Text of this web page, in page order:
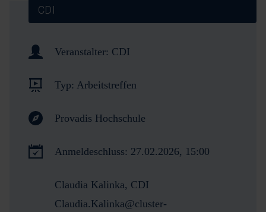
CDI
Veranstalter: CDI
Typ: Arbeitstreffen
Provadis Hochschule
Anmeldeschluss: 27.02.2026, 15:00
Claudia Kalinka, CDI
Claudia.Kalinka@cluster-